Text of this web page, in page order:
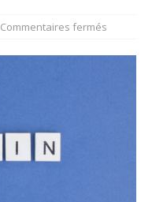
Commentaires fermés